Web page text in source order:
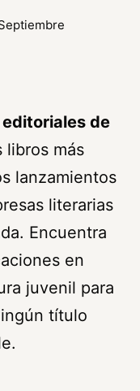
de
libros más
lanzamientos
literarias
Encuentra
en
juvenil para
título